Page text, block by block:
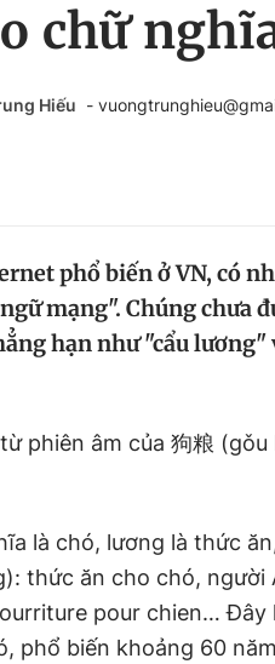
chữ
Hiếu -
phổ biến ở VN, có
mạng". Chúng chưa
hạn như "cẩu
phiên âm của 狗粮
là chó, lương là thức
thức ăn cho chó,
pour chien…
phổ biến khoảng 60